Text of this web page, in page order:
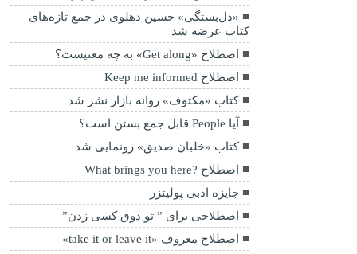
«دل‌بستگی» حسین دهلوی در جمع تازه‌های
کتاب عرضه شد
اصطلاح «Get along» به چه معنیست؟
اصطلاح Keep me informed
کتاب «مکتوف» روانه بازار نشر شد
آیا People قابل جمع بستن است؟
کتاب «خلبان صدیق» رونمایی شد
اصطلاح ?What brings you here
جایزه ادبی پولیتزر
اصطلاحی برای ” تو ذوق کسی زدن”
اصطلاح معروف «take it or leave it»